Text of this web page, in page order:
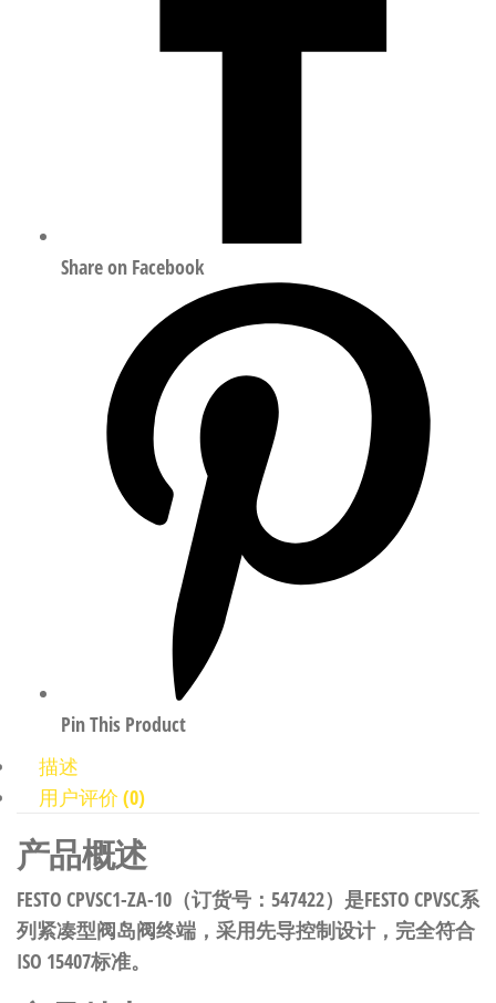
Share on Facebook
Pin This Product
描述
用户评价 (0)
产品概述
FESTO CPVSC1-ZA-10（订货号：547422）是FESTO CPVSC系
列紧凑型阀岛阀终端，采用先导控制设计，完全符合
ISO 15407标准。